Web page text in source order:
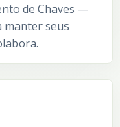
de Chaves —
manter seus